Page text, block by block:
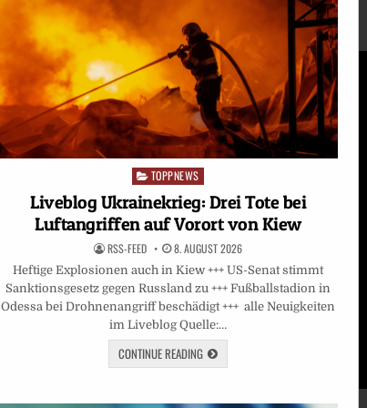
Posted
in
TOPPNEWS
Liveblog Ukrainekrieg: Drei Tote bei
Luftangriffen auf Vorort von Kiew
RSS-FEED 8. AUGUST 2026
Heftige Explosionen auch in Kiew +++ US-Senat stimmt
Sanktionsgesetz gegen Russland zu +++ Fußballstadion in
Odessa bei Drohnenangriff beschädigt +++ alle Neuigkeiten
im Liveblog Quelle:…
CONTINUE READING